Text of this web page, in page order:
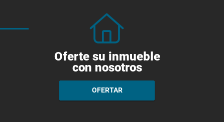
Oferte su inmueble
con nosotros
OFERTAR